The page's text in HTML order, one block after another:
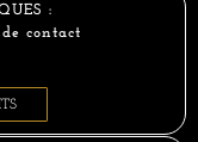
:
contact